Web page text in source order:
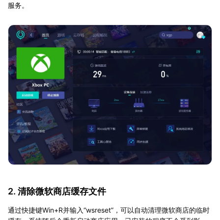
服务。
2. 清除微软商店缓存文件
通过快捷键Win+R并输入“wsreset”，可以自动清理微软商店的临时